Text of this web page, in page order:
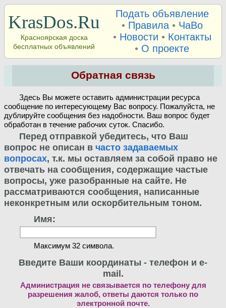
KrasDos.Ru
Красноярская доска
бесплатных объявлений
Подать объявление
• Правила• ЧаВо
• Новости • Контакты
• О проекте
Обратная связь
Здесь Вы можете оставить администрации ресурса
сообщение по интересующему Вас вопросу. Пожалуйста, не
дублируйте сообщения без надобности. Ваш вопрос будет
обработан в течение рабочих суток. Спасибо.
Перед отправкой убедитесь, что Ваш
вопрос не описан в часто задаваемых
вопросах, т.к. мы оставляем за собой право не
отвечать на сообщения, содержащие частые
вопросы, уже разобранные на сайте. Не
рассматриваются сообщения, написанные
неконкретным или оскорбительным тоном.
Имя:
Максимум 32 символа.
Введите Ваши координаты - телефон и e-
mail.
Администрация не связывается по телефону для
разрешения жалоб, ответы даются только по
электронной почте.